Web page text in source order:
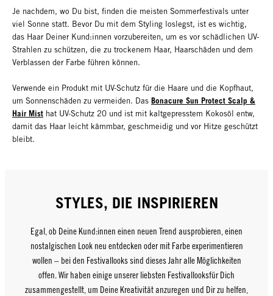
Je nachdem, wo Du bist, finden die meisten Sommerfestivals unter
viel Sonne statt. Bevor Du mit dem Styling loslegst, ist es wichtig,
das Haar Deiner Kund:innen vorzubereiten, um es vor schädlichen UV-
Strahlen zu schützen, die zu trockenem Haar, Haarschäden und dem
Verblassen der Farbe führen können.
Verwende ein Produkt mit UV-Schutz für die Haare und die Kopfhaut,
um Sonnenschäden zu vermeiden. Das Bonacure Sun Protect Scalp &
Hair Mist hat UV-Schutz 20 und ist mit kaltgepresstem Kokosöl entw,
damit das Haar leicht kämmbar, geschmeidig und vor Hitze geschützt
bleibt.
STYLES, DIE INSPIRIEREN
Egal, ob Deine Kund:innen einen neuen Trend ausprobieren, einen
nostalgischen Look neu entdecken oder mit Farbe experimentieren
wollen – bei den Festivallooks sind dieses Jahr alle Möglichkeiten
offen. Wir haben einige unserer liebsten Festivallooksfür Dich
zusammengestellt, um Deine Kreativität anzuregen und Dir zu helfen,